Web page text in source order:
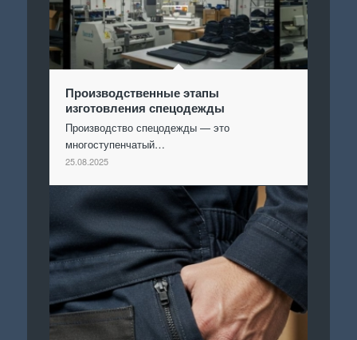
Производственные этапы
изготовления спецодежды
Производство спецодежды — это
многоступенчатый…
25.08.2025